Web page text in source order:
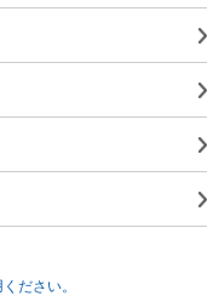
ださい。